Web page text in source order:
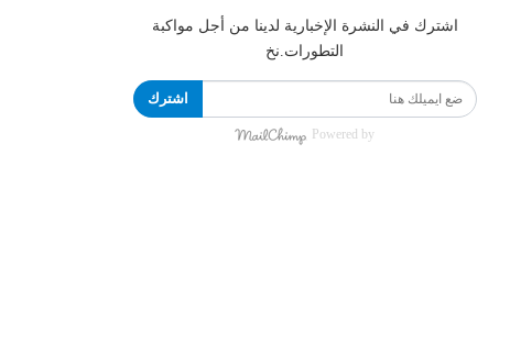
اشترك في النشرة الإخبارية لدينا من أجل مواكبة
التطورات.نخ
اشترك
Powered by